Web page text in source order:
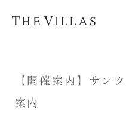
【開催案内】サン
案内